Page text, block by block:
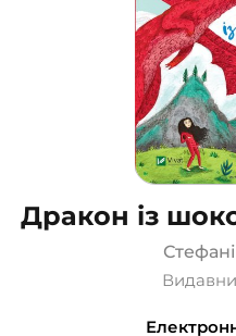
Подарункові сертифікати
Дракон із